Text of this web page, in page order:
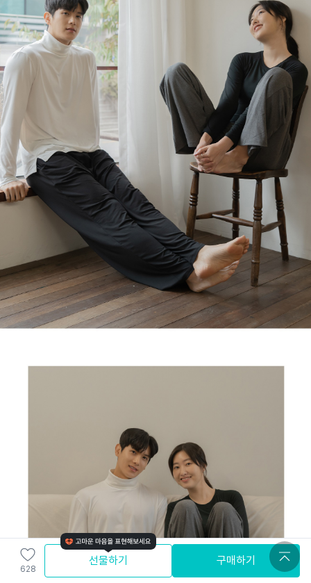
628
선물하기 구매하기